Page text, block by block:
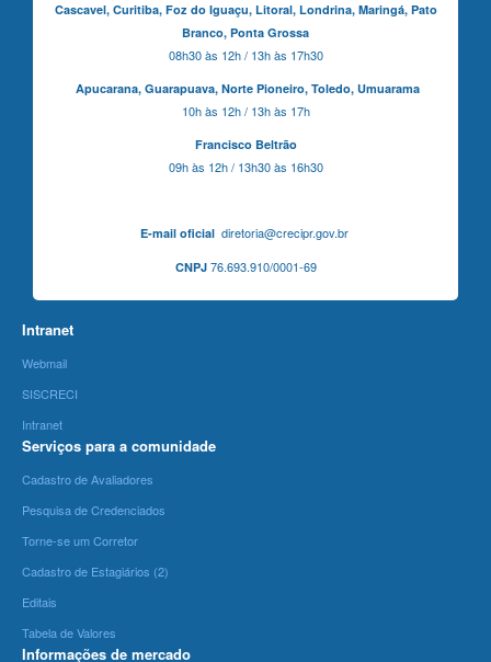
Cascavel, Curitiba,Foz do Iguaçu, Litoral, Londrina, Maringá, Pato
Branco, Ponta Grossa
08h30 às 12h / 13h às 17h30
Apucarana, Guarapuava, Norte Pioneiro, Toledo, Umuarama
10h às 12h / 13h às 17h
Francisco Beltrão
09h às 12h / 13h30 às 16h30
E-mail oficialdiretoria@crecipr.gov.br
CNPJ76.693.910/0001-69
Intranet
Webmail
SISCRECI
Intranet
Serviços para a comunidade
Cadastro de Avaliadores
Pesquisa de Credenciados
Torne-se um Corretor
Cadastro de Estagiários (2)
Editais
Tabela de Valores
Informações de mercado